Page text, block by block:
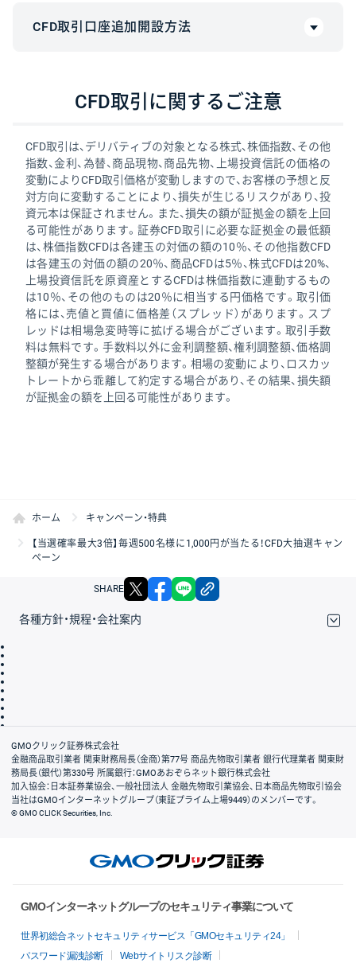
CFD取引口座追加開設方法
の場合は、下記の方法でお申し込みください。
す。
1.CFDアプリをダウンロード
こちらのボタンより、開設フォームに推移
し、必要事項をすべてご入力ください。
CFD取引に関するご注意
CFD取引は、デリバティブの対象となる株式、株価指数、その他
指数、金利、為替、商品現物、商品先物、上場投資信託の価格の
変動によりCFD取引価格が変動しますので、お客様の予想と反
対方向に変動することにより、損失が生じるリスクがあり、投
資元本は保証されません。また、損失の額が証拠金の額を上回
る可能性があります。証券CFD取引に必要な証拠金の最低額
は、株価指数CFDは各建玉の対価の額の10％、その他指数CFD
は各建玉の対価の額の20％、商品CFDは5％、株式CFDは20%、
上場投資信託を原資産とするCFDは株価指数に連動するもの
は10％、その他のものは20％に相当する円価格です。取引価
格には、売値と買値に価格差（スプレッド）があります。スプ
レッドは相場急変時等に拡げる場合がございます。取引手数
料は無料です。手数料以外に金利調整額、権利調整額、価格調
整額が発生する場合があります。相場の変動により、ロスカッ
トレートから乖離して約定する場合があり、その結果、損失額
が証拠金の額を上回る可能性があります。
ホーム キャンペーン・特典
【当選確率最大3倍】毎週500名様に1,000円が当たる！CFD大抽選キャン
ペーン
SHARE X facebook
各種方針・規程・会社案内
会社案内
GMOクリック証券株式会社
金融商品取引業者 関東財務局長（金商）第77号 商品先物取引業者 銀行代理業者 関東財
務局長（銀代）第330号 所属銀行：GMOあおぞらネット銀行株式会社
加入協会：日本証券業協会、一般社団法人 金融先物取引業協会、日本商品先物取引協会
当社はGMOインターネットグループ（東証プライム上場9449）のメンバーです。
© GMO CLICK Securities, Inc.
GMOインターネットグループのセキュリティ事業について
世界初総合ネットセキュリティサービス「GMOセキュリティ24」
パスワード漏洩診断
Webサイトリスク診断